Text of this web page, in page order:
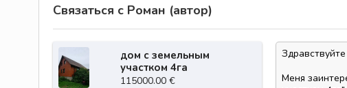
Связаться с Роман (автор)
дом с земельным
участком 4га
115000.00 €